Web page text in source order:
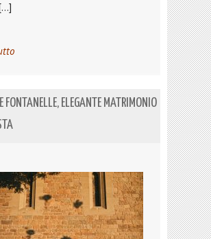
FONTANELLE, ELEGANTE MATRIMONIO